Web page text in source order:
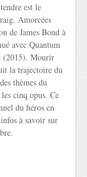
est le
Amorcées
de James Bond à
avec Quantum
(2015). Mourir
la trajectoire du
thèmes du
cinq opus. Ce
du héros en
à savoir sur